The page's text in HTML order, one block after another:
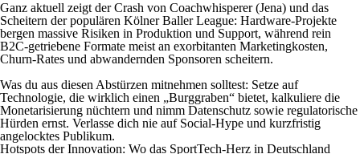
Ganz aktuell zeigt der Crash von Coachwhisperer (Jena) und das
Scheitern der populären Kölner Baller League: Hardware-Projekte
bergen massive Risiken in Produktion und Support, während rein
B2C-getriebene Formate meist an exorbitanten Marketingkosten,
Churn-Rates und abwandernden Sponsoren scheitern.
Was du aus diesen Abstürzen mitnehmen solltest: Setze auf
Technologie, die wirklich einen „Burggraben“ bietet, kalkuliere die
Monetarisierung nüchtern und nimm Datenschutz sowie regulatorische
Hürden ernst. Verlasse dich nie auf Social-Hype und kurzfristig
angelocktes Publikum.
Hotspots der Innovation: Wo das SportTech-Herz in Deutschland